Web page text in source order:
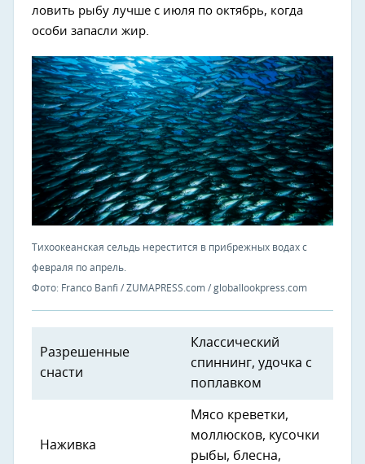
ловить рыбу лучше с июля по октябрь, когда
особи запасли жир.
Тихоокеанская сельдь нерестится в прибрежных водах с
февраля по апрель.
Фото: Franco Banfi / ZUMAPRESS.com / globallookpress.com
Разрешенные
снасти
Классический
спиннинг, удочка с
поплавком
Наживка
Мясо креветки,
моллюсков, кусочки
рыбы, блесна,